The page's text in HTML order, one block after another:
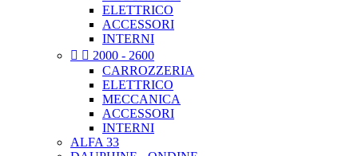
ELETTRICO
ACCESSORI
INTERNI
  2000 - 2600
CARROZZERIA
ELETTRICO
MECCANICA
ACCESSORI
INTERNI
ALFA 33